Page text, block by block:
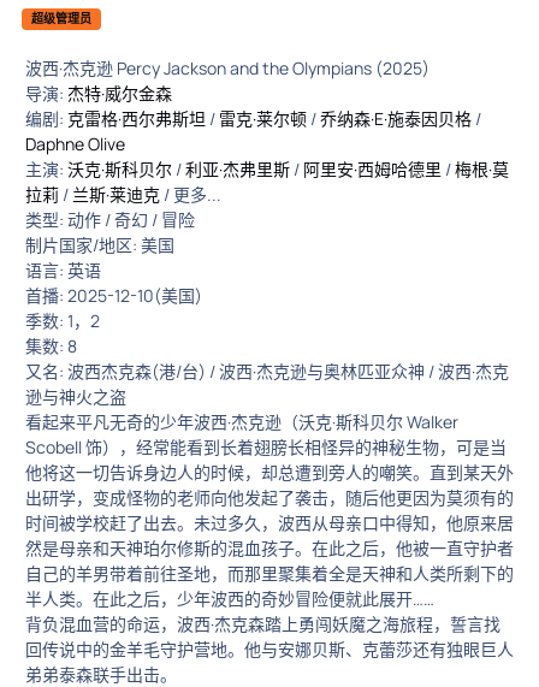
超级管理员
波西·杰克逊 Percy Jackson and the Olympians (2025)
导演: 杰特·威尔金森
编剧: 克雷格·西尔弗斯坦 / 雷克·莱尔顿 /乔纳森·E·施泰因贝格 /
Daphne Olive
主演: 沃克·斯科贝尔 /利亚·杰弗里斯 / 阿里安·西姆哈德里 /梅根·莫
拉莉 / 兰斯·莱迪克 / 更多...
类型: 动作 / 奇幻 / 冒险
制片国家/地区: 美国
语言: 英语
首播: 2025-12-10(美国)
季数: 1，2
集数: 8
又名: 波西杰克森(港/台) / 波西·杰克逊与奥林匹亚众神 / 波西·杰克
逊与神火之盗
看起来平凡无奇的少年波西·杰克逊（沃克·斯科贝尔 Walker
Scobell 饰），经常能看到长着翅膀长相怪异的神秘生物，可是当
他将这一切告诉身边人的时候，却总遭到旁人的嘲笑。直到某天外
出研学，变成怪物的老师向他发起了袭击，随后他更因为莫须有的
时间被学校赶了出去。未过多久，波西从母亲口中得知，他原来居
然是母亲和天神珀尔修斯的混血孩子。在此之后，他被一直守护者
自己的羊男带着前往圣地，而那里聚集着全是天神和人类所剩下的
半人类。在此之后，少年波西的奇妙冒险便就此展开……
背负混血营的命运，波西·杰克森踏上勇闯妖魔之海旅程，誓言找
回传说中的金羊毛守护营地。他与安娜贝斯、克蕾莎还有独眼巨人
弟弟泰森联手出击。